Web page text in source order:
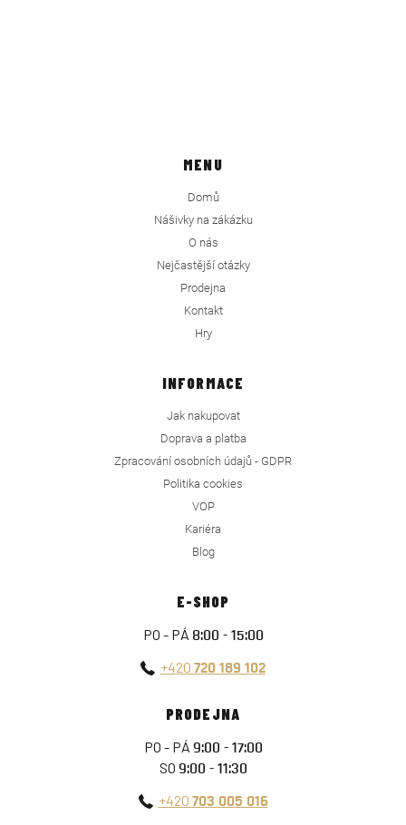
MENU
Domů
Nášivky na zákázku
O nás
Nejčastější otázky
Prodejna
Kontakt
Hry
INFORMACE
Jak nakupovat
Doprava a platba
Zpracování osobních údajů - GDPR
Politika cookies
VOP
Kariéra
Blog
E-SHOP
PO - PÁ 8:00 - 15:00
+420 720 189 102
PRODEJNA
PO - PÁ 9:00 - 17:00
SO 9:00 - 11:30
+420 703 005 016